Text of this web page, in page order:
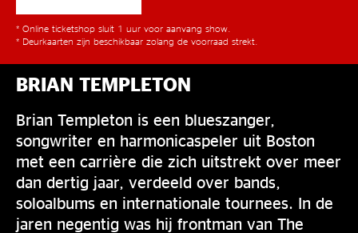
* Online ticketshop sluit 1 uur voor aanvang show.
* Deurkaarten zijn beschikbaar zolang de voorraad strekt.
BRIAN TEMPLETON
Brian Templeton is een blueszanger,
songwriter en harmonicaspeler uit Boston
met een carrière die zich uitstrekt over meer
dan dertig jaar, verdeeld over bands,
soloalbums en internationale tournees. In de
jaren negentig was hij frontman van The